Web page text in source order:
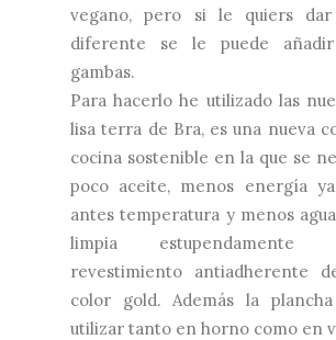
vegano, pero si le quiers
diferente se le puede
gambas.
Para hacerlo he utilizado las
lisa terra de Bra, es una nueva
cocina sostenible en la que se
poco aceite, menos energía
antes temperatura y menos
limpia
revestimiento antiadherente
color gold. Además la
utilizar tanto en horno como en